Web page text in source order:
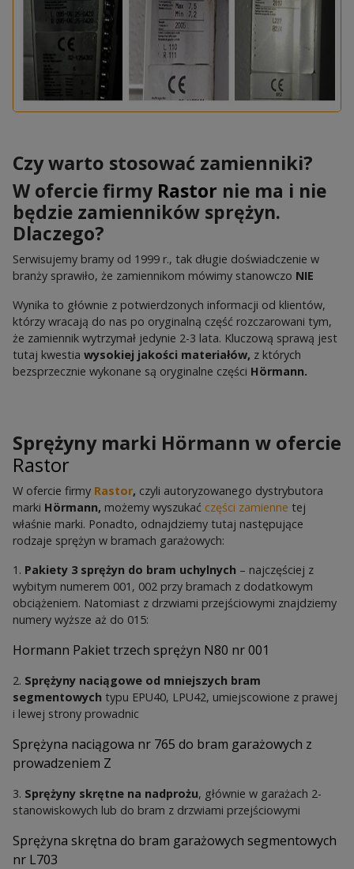
Czy warto stosować zamienniki?
W ofercie firmy Rastor nie ma i nie
będzie zamienników sprężyn.
Dlaczego?
Serwisujemy bramy od 1999 r., tak długie doświadczenie w
branży sprawiło, że zamiennikom mówimy stanowczo NIE
Wynika to głównie z potwierdzonych informacji od klientów,
którzy wracają do nas po oryginalną część rozczarowani tym,
że zamiennik wytrzymał jedynie 2-3 lata. Kluczową sprawą jest
tutaj kwestia wysokiej jakości materiałów, z których
bezsprzecznie wykonane są oryginalne części Hörmann.
Sprężyny marki Hörmann w ofercie
Rastor
W ofercie firmy Rastor, czyli autoryzowanego dystrybutora
marki Hörmann, możemy wyszukać części zamienne tej
właśnie marki. Ponadto, odnajdziemy tutaj następujące
rodzaje sprężyn w bramach garażowych:
1. Pakiety 3 sprężyn do bram uchylnych – najczęściej z
wybitym numerem 001, 002 przy bramach z dodatkowym
obciążeniem. Natomiast z drzwiami przejściowymi znajdziemy
numery wyższe aż do 015:
Hormann Pakiet trzech sprężyn N80 nr 001
2. Sprężyny naciągowe od mniejszych bram
segmentowych typu EPU40, LPU42, umiejscowione z prawej
i lewej strony prowadnic
Sprężyna naciągowa nr 765 do bram garażowych z
prowadzeniem Z
3. Sprężyny skrętne na nadprożu, głównie w garażach 2-
stanowiskowych lub do bram z drzwiami przejściowymi
Sprężyna skrętna do bram garażowych segmentowych
nr L703